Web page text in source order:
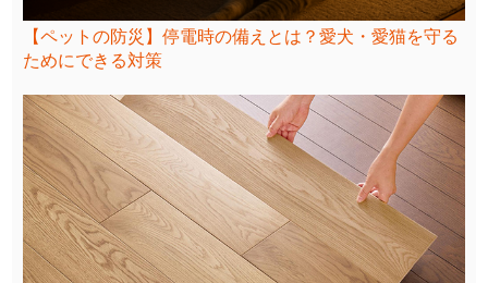
【ペットの防災】停電時の備えとは？愛犬・愛猫を守る
ためにできる対策